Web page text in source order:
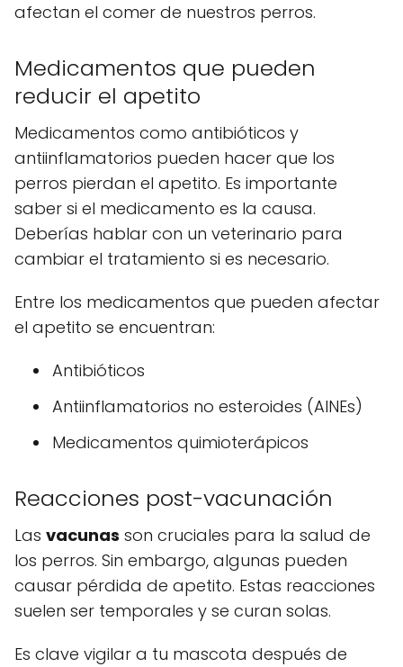
afectan el comer de nuestros perros.
Medicamentos que pueden
reducir el apetito
Medicamentos como antibióticos y
antiinflamatorios pueden hacer que los
perros pierdan el apetito. Es importante
saber si el medicamento es la causa.
Deberías hablar con un veterinario para
cambiar el tratamiento si es necesario.
Entre los medicamentos que pueden afectar
el apetito se encuentran:
Antibióticos
Antiinflamatorios no esteroides (AINEs)
Medicamentos quimioterápicos
Reacciones post-vacunación
Las vacunas son cruciales para la salud de
los perros. Sin embargo, algunas pueden
causar pérdida de apetito. Estas reacciones
suelen ser temporales y se curan solas.
Es clave vigilar a tu mascota después de